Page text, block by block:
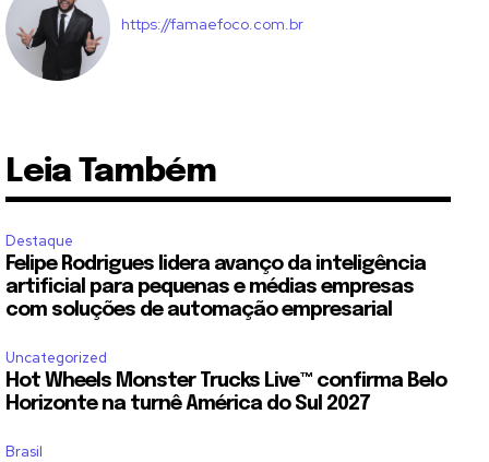
https://famaefoco.com.br
Leia Também
Destaque
Felipe Rodrigues lidera avanço da inteligência
artificial para pequenas e médias empresas
com soluções de automação empresarial
Uncategorized
Hot Wheels Monster Trucks Live™ confirma Belo
Horizonte na turnê América do Sul 2027
Brasil